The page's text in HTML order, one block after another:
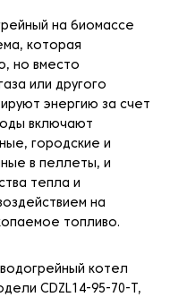
на биомассе
которая
но вместо
или другого
энергию за счет
включают
городские и
в пеллеты, и
тепла и
на
топливо.
котел
CDZL14-95-70-T,